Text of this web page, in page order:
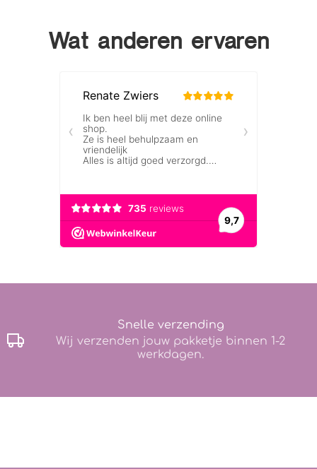
Wat anderen ervaren
Snelle verzending
Wij verzenden jouw pakketje binnen 1-2
werkdagen.